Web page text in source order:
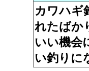
カワハギ
れたばか
いい機会
い釣りに